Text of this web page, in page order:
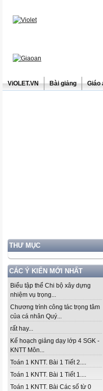
ViOLET.VN Bài giảng Giáo
THƯ MỤC
CÁC Ý KIẾN MỚI NHẤT
Biểu tập thể Chi bộ xây dựng
nhiệm vụ trọng...
Chương trình công tác trọng tâm
của cá nhân Quý...
rất hay...
Kế hoạch giảng dạy lớp 4 SGK -
KNTT Môn...
Toán 1 KNTT. Bài 1 Tiết 2....
Toán 1 KNTT. Bài 1 Tiết 1....
Toán 1 KNTT. Bài Các số từ 0